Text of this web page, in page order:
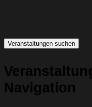
Veranstaltungen suchen
Navigation